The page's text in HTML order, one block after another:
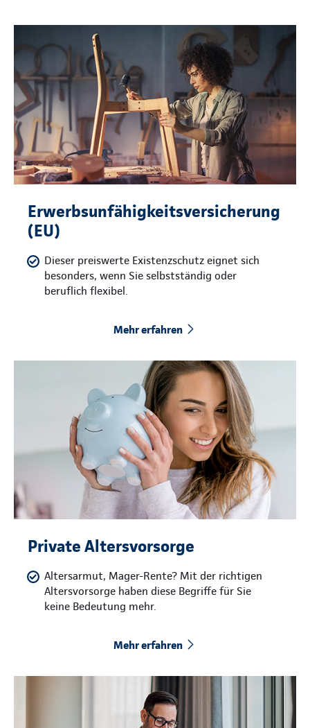
Erwerbsunfähigkeitsversicherung
(EU)
Dieser preiswerte Existenzschutz eignet sich
besonders, wenn Sie selbstständig oder
beruflich flexibel.
Mehr erfahren
Private Altersvorsorge
Altersarmut, Mager-Rente? Mit der richtigen
Altersvorsorge haben diese Begriffe für Sie
keine Bedeutung mehr.
Mehr erfahren